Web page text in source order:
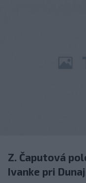
Z. Čaputová
Ivanke pri